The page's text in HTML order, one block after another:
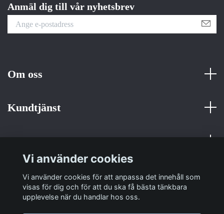
Anmäl dig till vår nyhetsbrev
Om oss
Kundtjänst
Sociala medier
Vi använder cookies
Vi använder cookies för att anpassa det innehåll som
visas för dig och för att du ska få bästa tänkbara
upplevelse när du handlar hos oss.